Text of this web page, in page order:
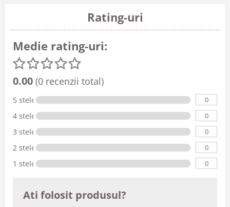
Rating-uri
Medie rating-uri:
0.00 (0 recenzii total)
5 stele 0
4 stele 0
3 stele 0
2 stele 0
1 stele 0
Ati folosit produsul?